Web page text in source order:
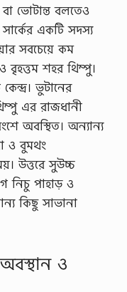
ভোটান্ত বলতেও
একটি সদস্য
সবচেয়ে কম
বৃহত্তম শহর থিম্পু।
ভুটানের
এর রাজধানী
অবস্থিত। অন্যান্য
ও বুমথং
উত্তরে সুউচ্চ
নিচু পাহাড় ও
কিছু সাভানা
ও